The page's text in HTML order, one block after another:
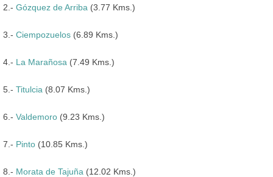
2.- Gózquez de Arriba (3.77 Kms.)
3.- Ciempozuelos (6.89 Kms.)
4.- La Marañosa (7.49 Kms.)
5.- Titulcia (8.07 Kms.)
6.- Valdemoro (9.23 Kms.)
7.- Pinto (10.85 Kms.)
8.- Morata de Tajuña (12.02 Kms.)